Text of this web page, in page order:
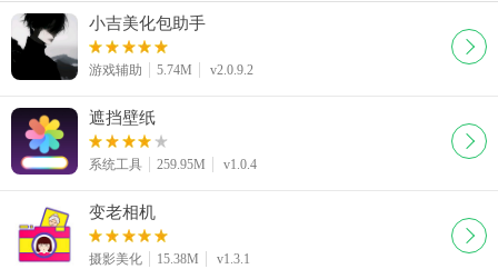
小吉美化包助手
游戏辅助 5.74M v2.0.9.2
遮挡壁纸
系统工具 259.95M v1.0.4
变老相机
摄影美化 15.38M v1.3.1